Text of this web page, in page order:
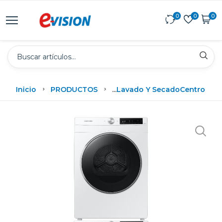
0 0 0
Inicio PRODUCTOS ...Lavado Y SecadoCentro De